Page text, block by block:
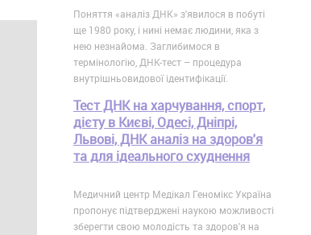
Поняття «аналіз ДНК» з'явилося в побуті
ще 1980 року, і нині немає людини, яка з
нею незнайома. Заглибимося в
термінологію, ДНК-тест – процедура
внутрішньовидової ідентифікації.
Тест ДНК на харчування, спорт,
дієту в Києві, Одесі, Дніпрі,
Львові, ДНК аналіз на здоров'я
та для ідеального схуднення
Медичний центр Медікал Геномікс Україна
пропонує підтверджені наукою можливості
зберегти свою молодість та здоров'я на